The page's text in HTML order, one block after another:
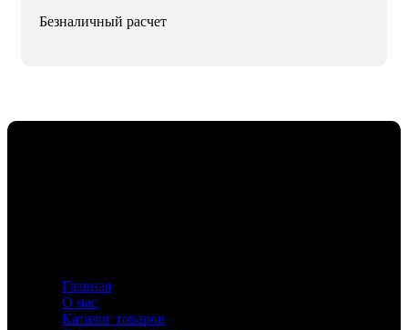
Безналичный расчет
Главная
О нас
Каталог товаров